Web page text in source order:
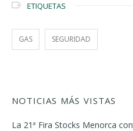
ETIQUETAS
GAS SEGURIDAD
NOTICIAS MÁS VISTAS
La 21ª Fira Stocks Menorca